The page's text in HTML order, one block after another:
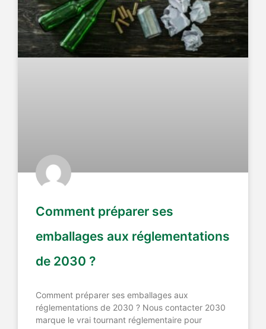
Comment préparer ses
emballages aux réglementations
de 2030 ?
Comment préparer ses emballages aux
réglementations de 2030 ? Nous contacter 2030
marque le vrai tournant réglementaire pour